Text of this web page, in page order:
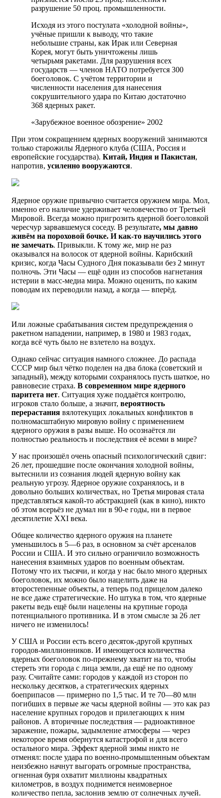
разрушение 50 проц. промышленности.
Исходя из этого постулата «холодной войны»,
учёные пришли к выводу, что такие
небольшие страны, как Ирак или Северная
Корея, могут быть уничтожены лишь
четырьмя ракетами. Для разрушения всех
государств — членов НАТО потребуется 300
боеголовок. С учётом территории и
численности населения для нанесения
сокрушительного удара по Китаю достаточно
368 ядерных ракет.
«Зарубежное военное обозрение» 2002
При этом сокращением ядерных вооружений занимаются
только старожилы Ядерного клуба (США, Россия и
европейские государства). Китай, Индия и Пакистан,
напротив, усиленно вооружаются.
Ядерное оружие привычно считается оружием мира. Мол,
именно его наличие удерживает человечество от Третьей
Мировой. Всегда можно пригрозить ядерной боеголовкой
чересчур зарвавшемуся соседу. В результате, мы давно
живём на пороховой бочке. И как-то научились этого
не замечать. Привыкли. К тому же, мир не раз
оказывался на волосок от ядерной войны. Карибский
кризис, когда Часы Судного Дня показывали без 2 минут
полночь. Эти Часы — ещё один из способов нагнетания
истерии в масс-медиа мира. Можно оценить, по каким
поводам их переводили назад, а когда — вперёд.
Или ложные срабатывания систем предупреждения о
ракетном нападении, например, в 1980 и 1983 годах,
когда всё чуть было не взлетело на воздух.
Однако сейчас ситуация намного сложнее. До распада
СССР мир был чётко поделен на два блока (советский и
западный), между которыми сохранялось пусть шаткое, но
равновесие страха. В современном мире ядерного
паритета нет. Ситуация хуже поддаётся контролю,
игроков стало больше, а значит, вероятность
перерастания вялотекущих локальных конфликтов в
полномасштабную мировую войну с применением
ядерного оружия в разы выше. Но осознаётся ли
полностью реальность и последствия её всеми в мире?
У нас произошёл очень опасный психологический сдвиг:
26 лет, прошедшие после окончания холодной войны,
вытеснили из сознания людей ядерную войну как
реальную угрозу. Ядерное оружие сохранялось, и в
довольно больших количествах, но Третья мировая стала
представляться какой-то абстракцией (как в кино), никто
об этом всерьёз не думал ни в 90-е годы, ни в первое
десятилетие XXI века.
Общее количество ядерного оружия на планете
уменьшилось в 5—6 раз, в основном за счёт арсеналов
России и США. И это сильно ограничило возможность
нанесения взаимных ударов по военным объектам.
Потому что их тысячи, и когда у нас было много ядерных
боеголовок, их можно было нацелить даже на
второстепенные объекты, а теперь под прицелом далеко
не все даже стратегические. Но штука в том, что ядерные
ракеты ведь ещё были нацелены на крупные города
потенциального противника. И в этом смысле за 26 лет
ничего не изменилось!
У США и России есть всего десяток-другой крупных
городов-миллионников. И имеющегося количества
ядерных боеголовок по-прежнему хватит на то, чтобы
стереть эти города с лица земли, да ещё не по одному
разу. Считайте сами: городов у каждой из сторон по
нескольку десятков, а стратегических ядерных
боеприпасов — примерно по 1,5 тыс. И те 70—80 млн
погибших в первые же часы ядерной войны — это как раз
население крупных городов и прилегающих к ним
районов. А вторичные последствия — радиоактивное
заражение, пожары, задымление атмосферы — через
некоторое время обернутся катастрофой и для всего
остального мира. Эффект ядерной зимы никто не
отменял: после удара по военно-промышленным объектам
неизбежно начнут выгорать огромные пространства,
огненная буря охватит миллионы квадратных
километров, в воздух поднимется неимоверное
количество пепла, заслонив землю от солнечных лучей.